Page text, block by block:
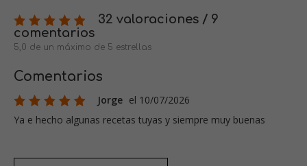
32 valoraciones / 9
comentarios
5,0 de un máximo de 5 estrellas
Comentarios
Jorge el 10/07/2026
Ya e hecho algunas recetas tuyas y siempre muy buenas